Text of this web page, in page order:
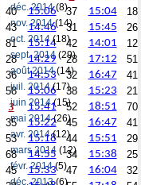
40 15:06 37 15:04
18
43 14:46 31 15:45
26
81 15:14 42 14:01
12
28 14:29 28 17:12
51
36 14:53 32 16:47
41
58 15:06 38 15:23
21
3 15:41 52 18:51
70
35 15:22 45 16:47
41
53 15:18 44 15:51
29
68 14:55 34 15:38
25
45 15:33 47 16:04
32
déc. 2014(8)
nov. 2014(14)
oct. 2014(18)
sept. 2014 (29)
août 2014(14)
juil. 2014(17)
juin 2014(15)
mai 2014(26)
avr. 2014(12)
mars 2014 (12)
févr. 2014(5)
déc. 2013(6)